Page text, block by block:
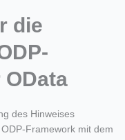
die
des Hinweises
Framework mit dem